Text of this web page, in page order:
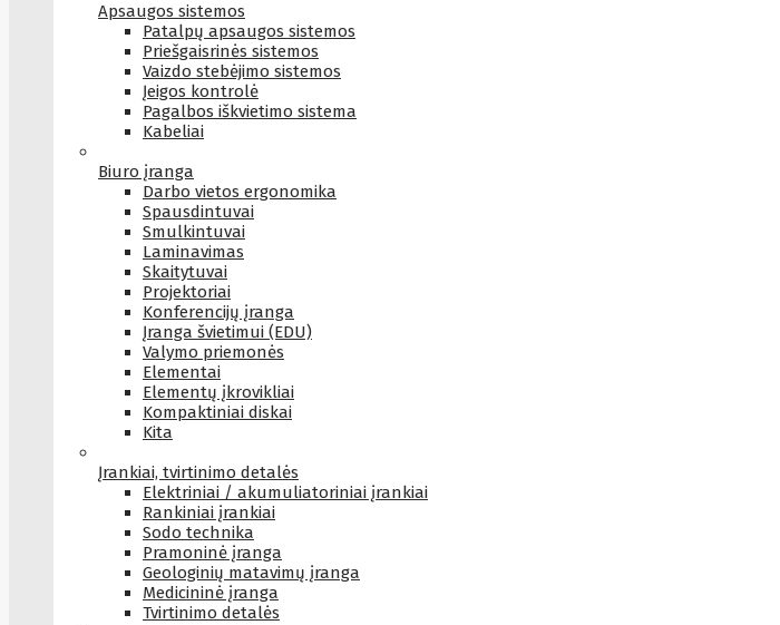
Apsaugos sistemos
Patalpų apsaugos sistemos
Priešgaisrinės sistemos
Vaizdo stebėjimo sistemos
Įeigos kontrolė
Pagalbos iškvietimo sistema
Kabeliai
Biuro įranga
Darbo vietos ergonomika
Spausdintuvai
Smulkintuvai
Laminavimas
Skaitytuvai
Projektoriai
Konferencijų įranga
Įranga švietimui (EDU)
Valymo priemonės
Elementai
Elementų įkrovikliai
Kompaktiniai diskai
Kita
Įrankiai, tvirtinimo detalės
Elektriniai / akumuliatoriniai įrankiai
Rankiniai įrankiai
Sodo technika
Pramoninė įranga
Geologinių matavimų įranga
Medicininė įranga
Tvirtinimo detalės